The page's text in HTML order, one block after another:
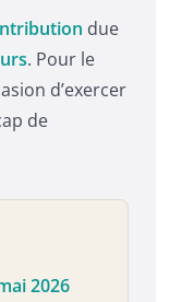
due
. Pour le
d’exercer
de
2026